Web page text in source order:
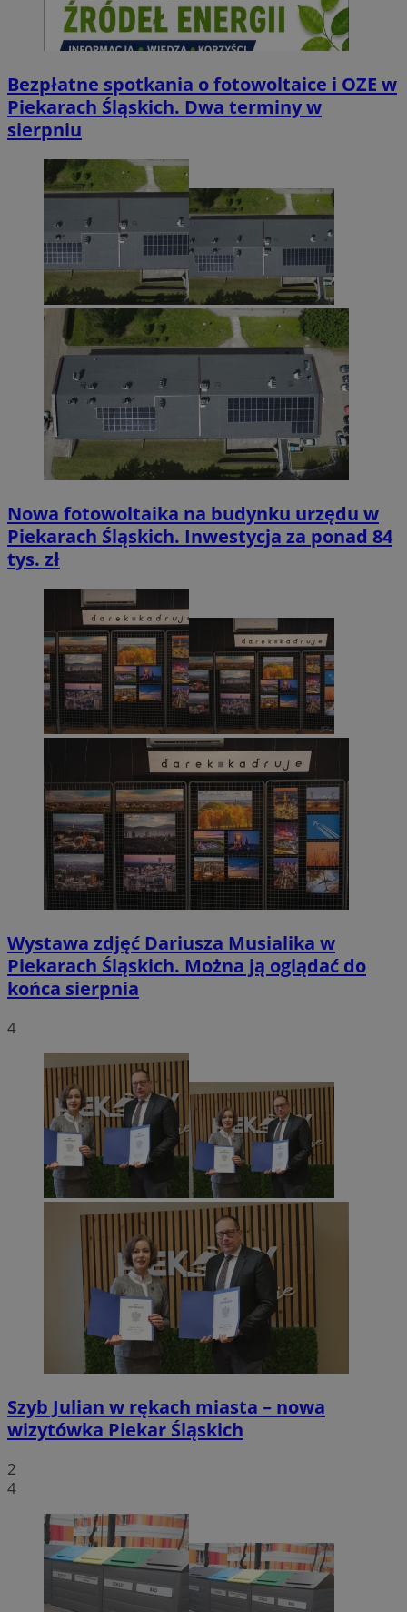
Bezpłatne spotkania o fotowoltaice i OZE w
Piekarach Śląskich. Dwa terminy w
sierpniu
Nowa fotowoltaika na budynku urzędu w
Piekarach Śląskich. Inwestycja za ponad 84
tys. zł
Wystawa zdjęć Dariusza Musialika w
Piekarach Śląskich. Można ją oglądać do
końca sierpnia
4
Szyb Julian w rękach miasta – nowa
wizytówka Piekar Śląskich
2
4